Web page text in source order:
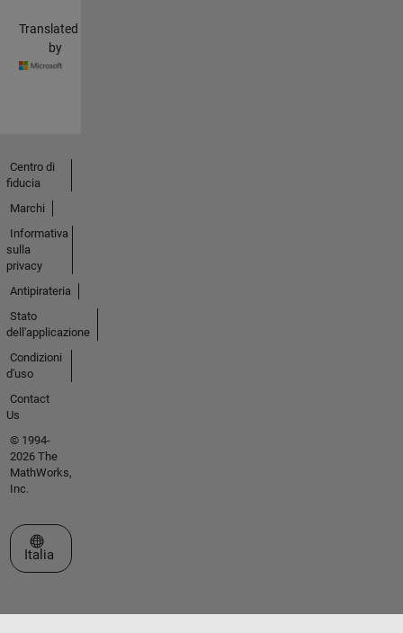
Translated
by
Centro di
fiducia
Marchi
Informativa
sulla
privacy
Antipirateria
Stato
dell'applicazione
Condizioni
d'uso
Contact
Us
© 1994-
2026 The
MathWorks,
Inc.
Seleziona un sito web
Italia